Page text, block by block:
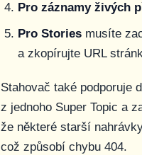
Pro záznamy živých
Pro Stories musíte
a zkopírujte URL
Stahovač také podporuje
z jednoho Super Topic a
že některé starší
což způsobí chybu 404.